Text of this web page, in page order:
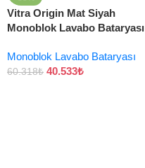
Vitra Origin Mat Siyah
Monoblok Lavabo Bataryası
Monoblok Lavabo Bataryası
60.318₺ 40.533₺